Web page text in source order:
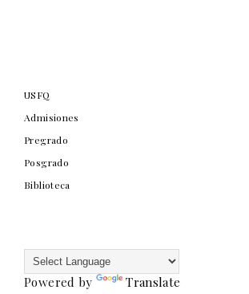
USFQ
Admisiones
Pregrado
Posgrado
Biblioteca
Powered by Translate